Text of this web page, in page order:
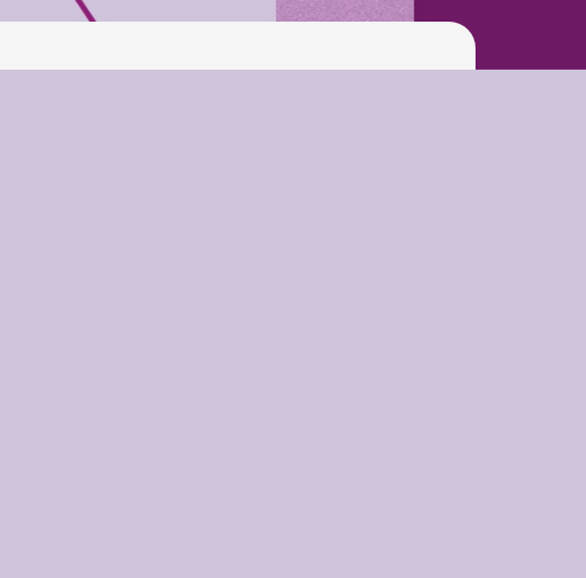
New Friends Everyday at